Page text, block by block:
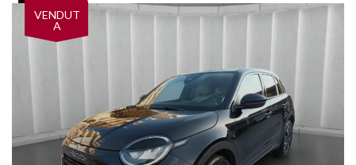
VENDUT
A
Vedi dettagli